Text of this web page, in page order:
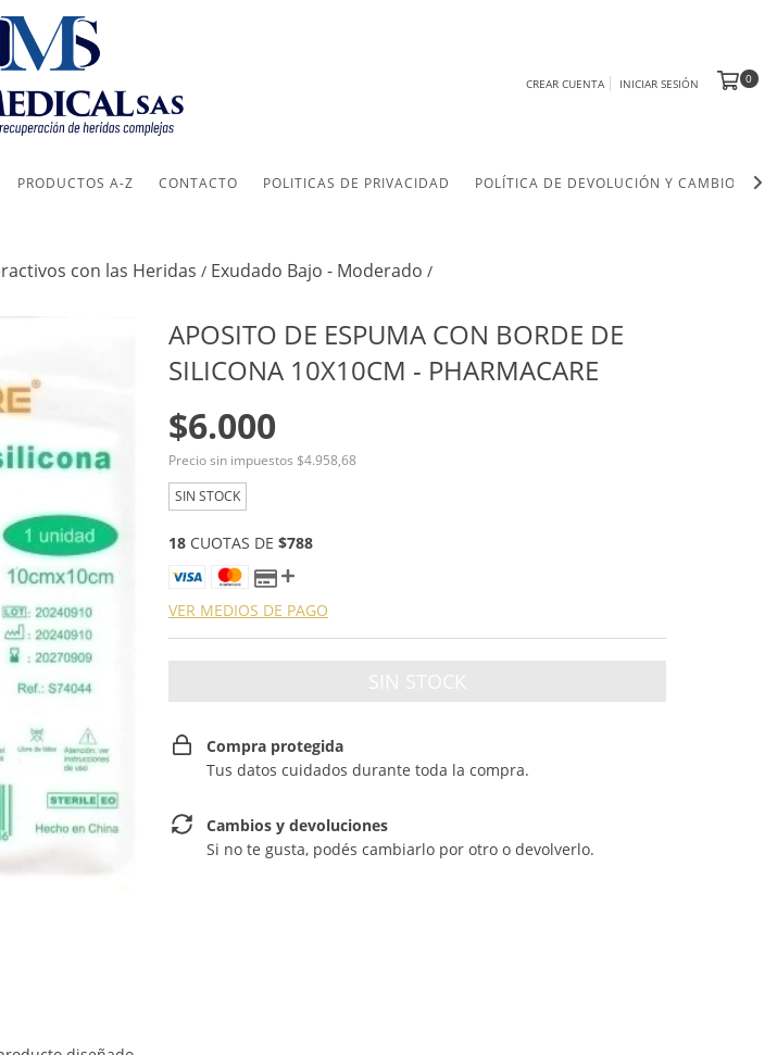
CREAR CUENTA INICIAR SESIÓN 0
PRODUCTOS A-Z CONTACTO POLITICAS DE PRIVACIDAD POLÍTICA DE DEVOLUCIÓN Y CAMBIO
con las Heridas / Exudado Bajo - Moderado /
APOSITO DE ESPUMA CON BORDE DE
SILICONA 10X10CM - PHARMACARE
$6.000
Precio sin impuestos $4.958,68
SIN STOCK
18 CUOTAS DE$788
VER MEDIOS DE PAGO
Compra protegida
Tus datos cuidados durante toda la compra.
Cambios y devoluciones
Si no te gusta, podés cambiarlo por otro o devolverlo.